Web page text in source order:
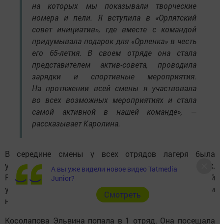
на которых мы показывали творческие
номера и пели. Я вступила в «Орлятский
совет инициатив», где вместе с командой
придумывала подарок для «Орленка» в честь
его 65-летия. В своем отряде она стала
представителем актив-совета, проводила
зарядки и спортивные мероприятия.
На протяжении всей смены я участвовала
во всех возможных мероприятиях и стала
самой активной в нашей команде», —
рассказывает Каролина.
В середине смены у всех отрядов лагеря была
увлекательная поездка в город-герой Новороссийск.
Ребята посетили Государственный морской
университет имени адмирала Ф. Ф. Ушакова и побывали
на корабле.
Косолапова Эльвина попала в 1 отряд. Она посещала
А вы уже видели новое видео Tatmedia
Junior?
Cмотреть